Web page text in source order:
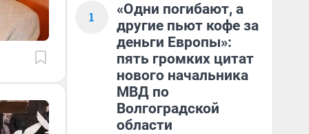
1
«Одни погибают, а
другие пьют кофе за
деньги Европы»:
пять громких цитат
нового начальника
МВД по
Волгоградской
области